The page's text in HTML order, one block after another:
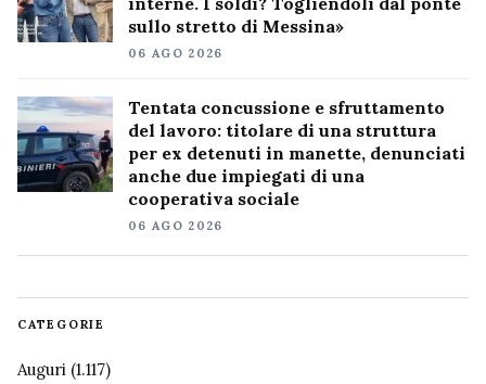
sullo stretto di Messina»
06 AGO 2026
Tentata concussione e sfruttamento
del lavoro: titolare di una struttura
per ex detenuti in manette, denunciati
anche due impiegati di una
cooperativa sociale
06 AGO 2026
CATEGORIE
Auguri (1.117)